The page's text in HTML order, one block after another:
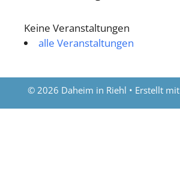
Keine Veranstaltungen
alle Veranstaltungen
© 2026 Daheim in Riehl • Erstellt mit